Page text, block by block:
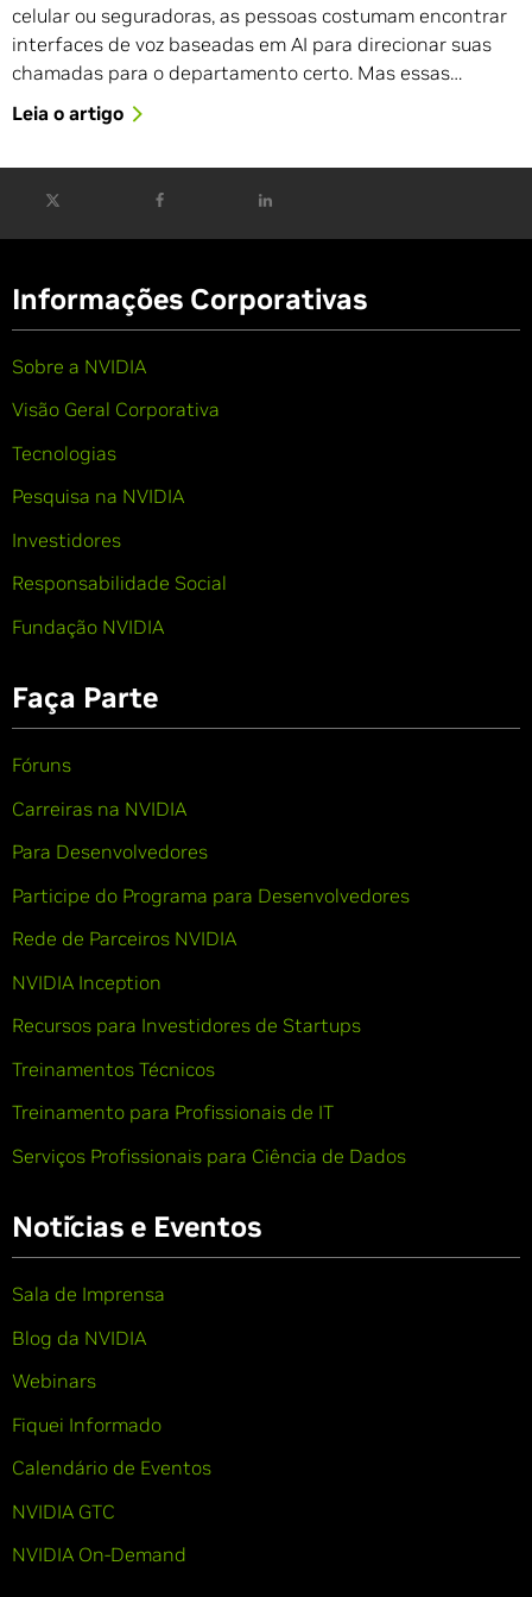
celular ou seguradoras, as pessoas costumam encontrar
interfaces de voz baseadas em AI para direcionar suas
chamadas para o departamento certo. Mas essas…
Leia o artigo
Informações Corporativas
Sobre a NVIDIA
Visão Geral Corporativa
Tecnologias
Pesquisa na NVIDIA
Investidores
Responsabilidade Social
Fundação NVIDIA
Faça Parte
Fóruns
Carreiras na NVIDIA
Para Desenvolvedores
Participe do Programa para Desenvolvedores
Rede de Parceiros NVIDIA
NVIDIA Inception
Recursos para Investidores de Startups
Treinamentos Técnicos
Treinamento para Profissionais de IT
Serviços Profissionais para Ciência de Dados
Notícias e Eventos
Sala de Imprensa
Blog da NVIDIA
Webinars
Fiquei Informado
Calendário de Eventos
NVIDIA GTC
NVIDIA On-Demand